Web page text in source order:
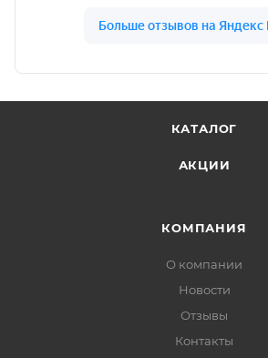
КАТАЛОГ
АКЦИИ
КОМПАНИЯ
О компании
Новости
Отзывы
Контакты